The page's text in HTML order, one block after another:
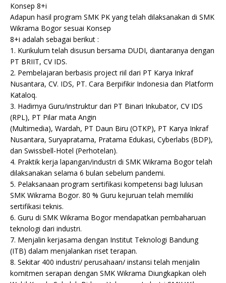
Konsep 8+i
Adapun hasil program SMK PK yang telah dilaksanakan di SMK
Wikrama Bogor sesuai Konsep
8+i adalah sebagai berikut :
1. Kurikulum telah disusun bersama DUDI, diantaranya dengan
PT BRIIT, CV IDS.
2. Pembelajaran berbasis project riil dari PT Karya Inkraf
Nusantara, CV. IDS, PT. Cara Berpifikir Indonesia dan Platform
Kataloq.
3. Hadirnya Guru/instruktur dari PT Binari Inkubator, CV IDS
(RPL), PT Pilar mata Angin
(Multimedia), Wardah, PT Daun Biru (OTKP), PT Karya Inkraf
Nusantara, Suryapratama, Pratama Edukasi, Cyberlabs (BDP),
dan Swissbell-Hotel (Perhotelan).
4. Praktik kerja lapangan/industri di SMK Wikrama Bogor telah
dilaksanakan selama 6 bulan sebelum pandemi.
5. Pelaksanaan program sertifikasi kompetensi bagi lulusan
SMK Wikrama Bogor. 80 % Guru kejuruan telah memiliki
sertifikasi teknis.
6. Guru di SMK Wikrama Bogor mendapatkan pembaharuan
teknologi dari industri.
7. Menjalin kerjasama dengan Institut Teknologi Bandung
(ITB) dalam menjalankan riset terapan.
8. Sekitar 400 industri/ perusahaan/ instansi telah menjalin
komitmen serapan dengan SMK Wikrama Diungkapkan oleh